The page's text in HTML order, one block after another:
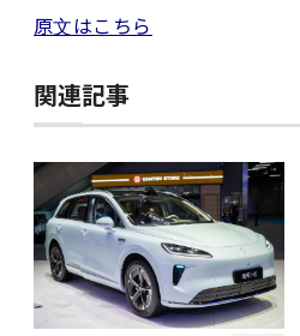
原文はこちら
関連記事